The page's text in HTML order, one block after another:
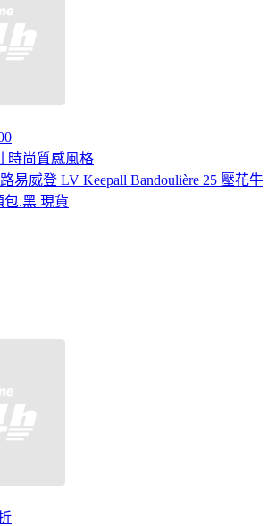
時尚質感風格
易威登 LV Keepall Bandoulière 25 壓花牛
包.黑 現貨